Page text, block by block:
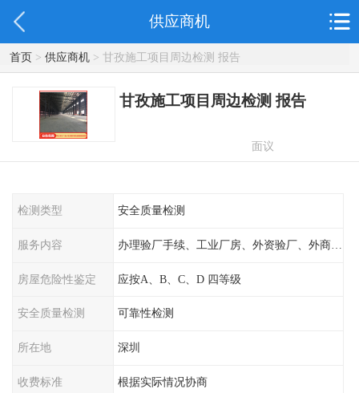
供应商机
首页> 供应商机> 甘孜施工项目周边检测 报告
甘孜施工项目周边检测 报告
面议
检测类型 安全质量检测
服务内容
房屋危险性鉴定 应按A、B、C、D 四等级
安全质量检测 可靠性检测
所在地 深圳
收费标准 根据实际情况协商